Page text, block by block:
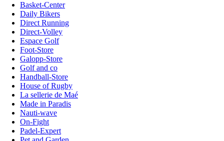
Basket-Center
Daily Bikers
Direct Running
Direct-Volley
Espace Golf
Foot-Store
Galopp-Store
Golf and co
Handball-Store
House of Rugby
La sellerie de Maé
Made in Paradis
Nauti-wave
On-Fight
Padel-Expert